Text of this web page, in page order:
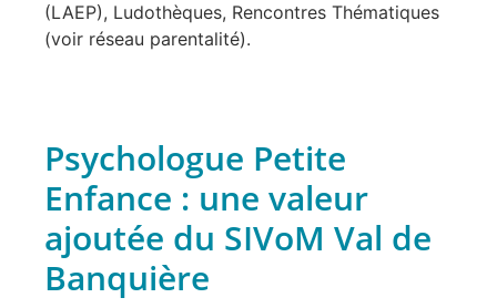
(LAEP), Ludothèques, Rencontres Thématiques
(voir réseau parentalité).
Psychologue Petite
Enfance : une valeur
ajoutée du SIVoM Val de
Banquière